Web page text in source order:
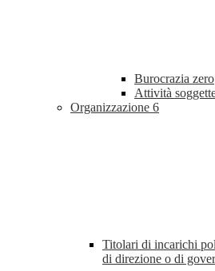
Burocrazia zero
Attività
Organizzazione 6
Titolari di incarichi
di direzione o di